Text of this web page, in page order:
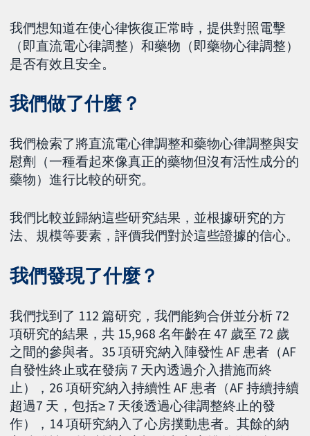
我們想知道在使心律恢復正常時，提供對照電擊
（即直流電心律調整）和藥物（即藥物心律調整）
是否有效且安全。
我們做了什麼？
我們檢索了將直流電心律調整和藥物心律調整與安
慰劑（一種看起來像真正的藥物但沒有活性成分的
藥物）進行比較的研究。
我們比較並歸納這些研究結果，並根據研究的方
法、規模等要素，評價我們對於這些證據的信心。
我們發現了什麼？
我們找到了 112 篇研究，我們能夠合併並分析 72
項研究的結果，共 15,968 名年齡在 47 歲至 72 歲
之間的參與者。35 項研究納入陣發性 AF 患者（AF
自發性終止或在發病 7 天內透過介入措施而終
止），26 項研究納入持續性 AF 患者（AF 持續持續
超過7 天，包括≥ 7 天後透過心律調整終止的發
作），14 項研究納入了心房撲動患者。其餘的納